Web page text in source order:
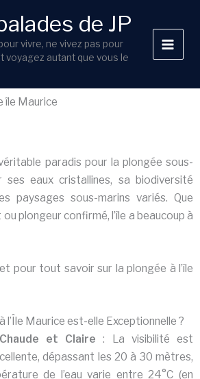
de JP
vivre, ne vivez pas pour
voyagez autant que vous le
île Maurice
paradis pour la plongée sous-
ses eaux cristallines, sa biodiversité
paysages sous-marins variés. Que
plongeur confirmé, l’île a beaucoup à
pour tout savoir sur la plongée à l’île
l’Île Maurice est-elle Exceptionnelle ?
et Claire : La visibilité est
dépassant les 20 à 30 mètres,
de l’eau varie entre 24°C (en